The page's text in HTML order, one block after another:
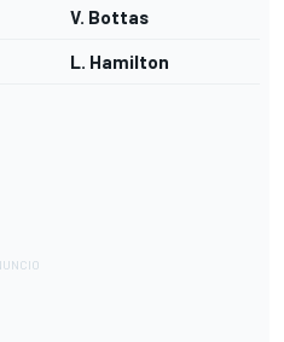
V. Bottas
L. Hamilton